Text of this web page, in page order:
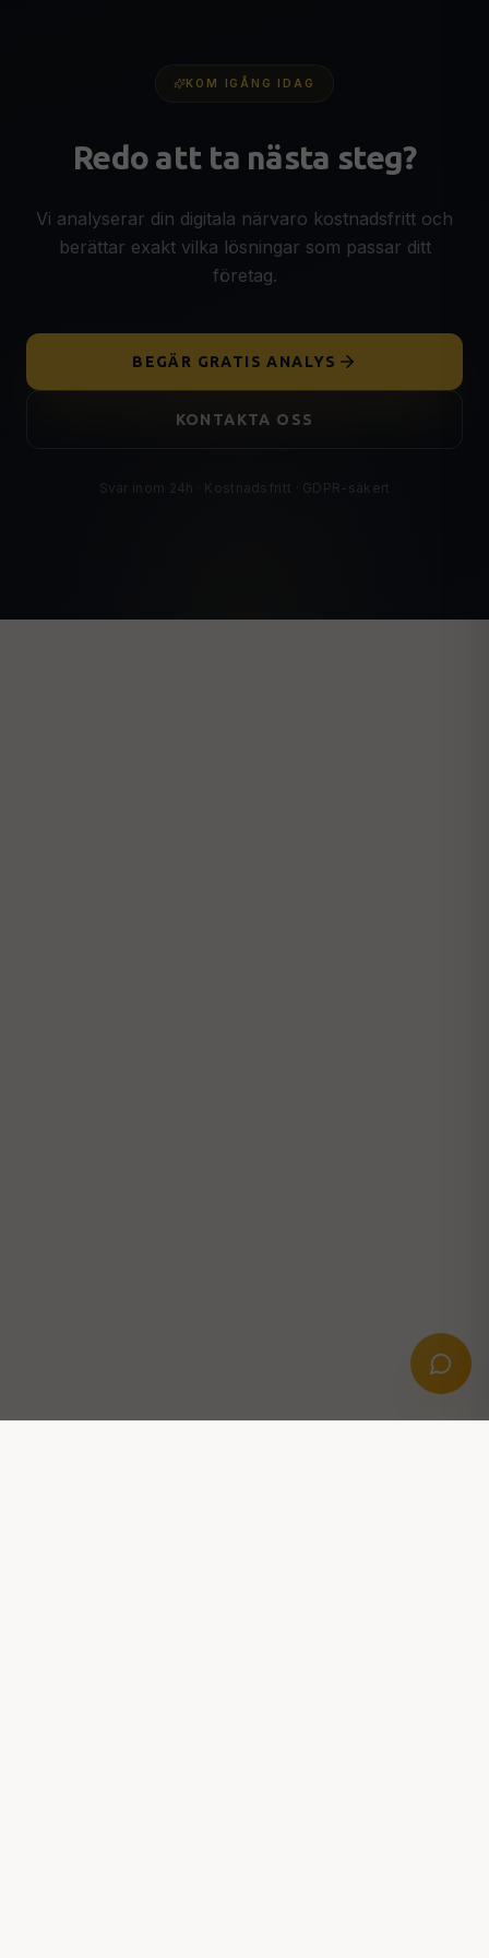
KOM IGÅNG IDAG
Redo att ta nästa steg?
Vi analyserar din digitala närvaro kostnadsfritt och
berättar exakt vilka lösningar som passar ditt
företag.
BEGÄR GRATIS ANALYS
KONTAKTA OSS
Svar inom 24h · Kostnadsfritt · GDPR-säkert